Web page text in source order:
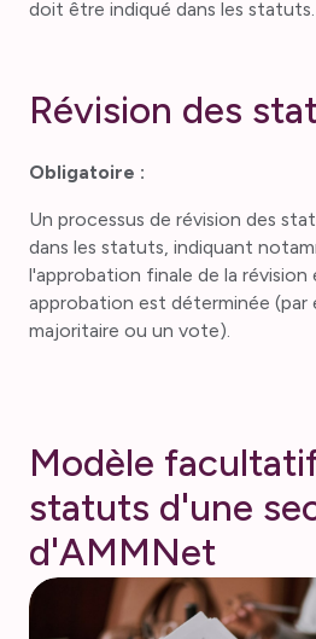
doit être indiqué dans les statuts.
Révision des
Obligatoire :
Un processus de révision des
dans les statuts, indiquant
l'approbation finale de la
approbation est déterminée (par
majoritaire ou un vote).
Modèle facultati
statuts d'une se
d'AMMNet